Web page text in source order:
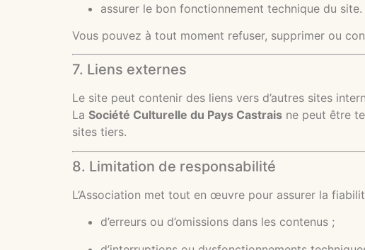
assurer le bon fonctionnement technique du site.
Vous pouvez à tout moment refuser, supprimer ou
7. Liens externes
Le site peut contenir des liens vers d’autres sites
La Société Culturelle du Pays Castrais ne peut être
sites tiers.
8. Limitation de responsabilité
L’Association met tout en œuvre pour assurer la
d’erreurs ou d’omissions dans les contenus ;